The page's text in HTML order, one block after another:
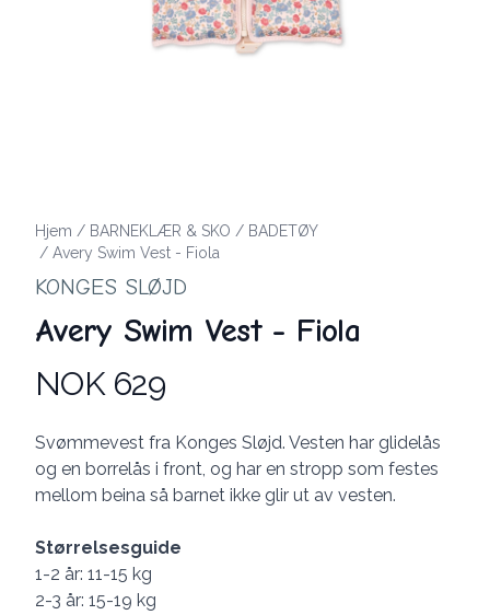
Hjem / BARNEKLÆR & SKO / BADETØY
/ Avery Swim Vest - Fiola
KONGES SLØJD
Avery Swim Vest - Fiola
Produktdetaljer
NOK 629
Description
Svømmevest fra Konges Sløjd. Vesten har glidelås
og en borrelås i front, og har en stropp som festes
mellom beina så barnet ikke glir ut av vesten.
Størrelsesguide
1-2 år: 11-15 kg
2-3 år: 15-19 kg